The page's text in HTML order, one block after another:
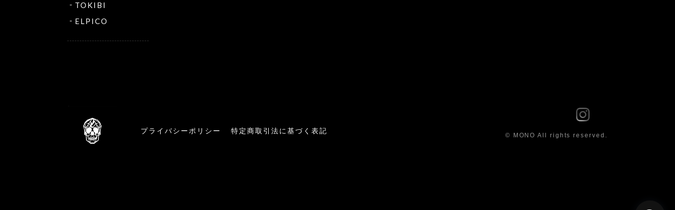
TOKIBI
ELPICO
プライバシーポリシー 特定商取引法に基づく表記
© MONO All rights reserved.